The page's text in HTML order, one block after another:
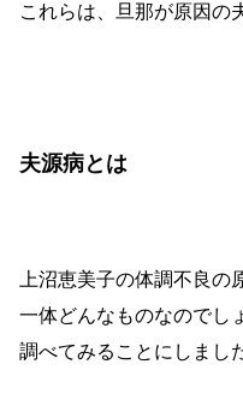
これらは、旦那が原因の
夫源病とは
上沼恵美子の体調不良の
一体どんなものなのでし
調べてみることにしまし